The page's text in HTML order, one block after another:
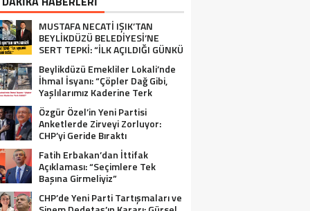
MUSTAFA NECATİ IŞIK’TAN
BEYLİKDÜZÜ BELEDİYESİ’NE
SERT TEPKİ: “İLK AÇILDIĞI GÜNKÜ
Beylikdüzü Emekliler Lokali’nde
İhmal İsyanı: “Çöpler Dağ Gibi,
Yaşlılarımız Kaderine Terk
Edildi!”
Özgür Özel’in Yeni Partisi
Anketlerde Zirveyi Zorluyor:
CHP’yi Geride Bıraktı
Fatih Erbakan’dan İttifak
Açıklaması: “Seçimlere Tek
Başına Girmeliyiz”
CHP’de Yeni Parti Tartışmaları ve